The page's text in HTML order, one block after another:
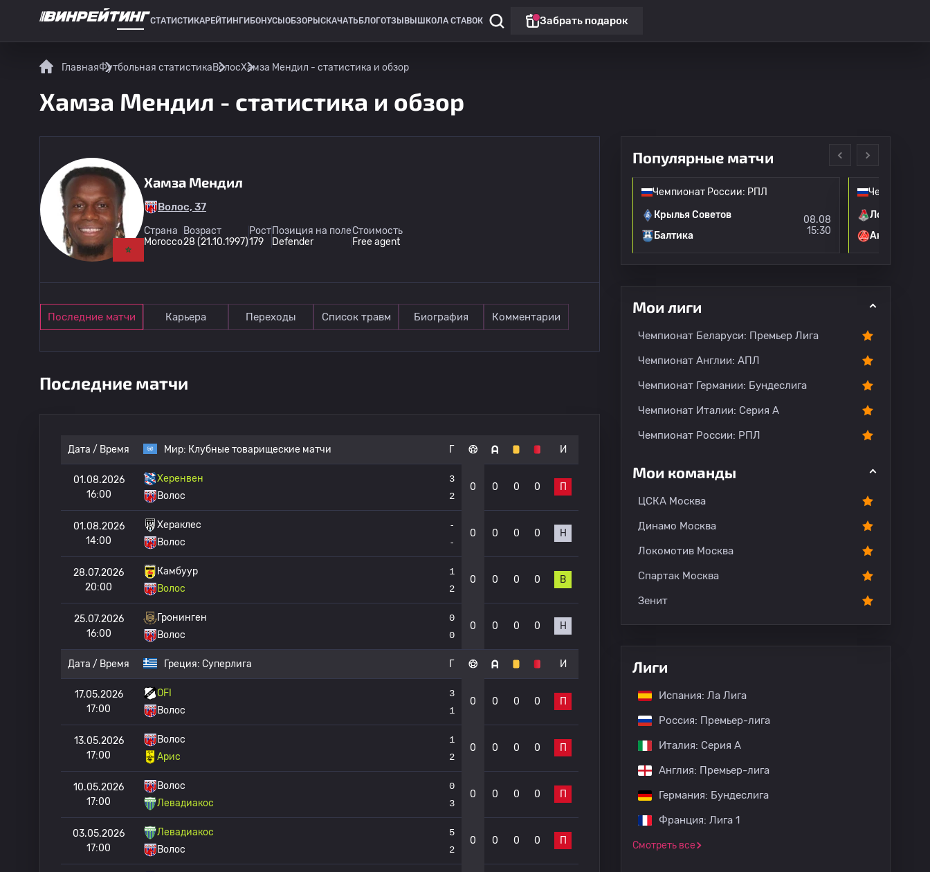
СТАТИСТИКАРЕЙТИНГИ БОНУСЫ ОБЗОРЫ СКАЧАТЬ БЛОГОТЗЫВЫ ШКОЛА СТАВОК Забрать подарок
ГлавнаяФутбольная статистикаВолосХамза Мендил - статистика и обзор
Хамза Мендил - статистика и обзор
Хамза Мендил
Волос, 37
Страна
Morocco
Возраст
28 (21.10.1997)
Рост
179
Позиция на поле
Defender
Стоимость
Free agent
Последние матчи Карьера Переходы Список травм Биография Комментарии
Последние матчи
Дата / Время Мир: Клубные товарищеские матчи Г И
01.08.2026
16:00
Херенвен
Волос
3
2
0 0 0 0 П
01.08.2026
14:00
Хераклес
Волос
-
-
0 0 0 0 Н
28.07.2026
20:00
Камбуур
Волос
1
2
0 0 0 0 В
25.07.2026
16:00
Гронинген
Волос
0
0
0 0 0 0 Н
Дата / Время Греция: Суперлига Г И
17.05.2026
17:00
OFI
Волос
3
1
0 0 0 0 П
13.05.2026
17:00
Волос
Арис
1
2
0 0 0 0 П
10.05.2026
17:00
Волос
Левадиакос
0
3
0 0 0 0 П
03.05.2026
17:00
Левадиакос
Волос
5
2
0 0 0 0 П
Популярные матчи
Чемпионат России: РПЛ
Крылья Советов
Балтика
08.08
15:30
Чемпионат
Локомотив
Акрон
Мои лиги
Чемпионат Беларуси: Премьер Лига
Чемпионат Англии: АПЛ
Чемпионат Германии: Бундеслига
Чемпионат Италии: Серия А
Чемпионат России: РПЛ
Мои команды
ЦСКА Москва
Динамо Москва
Локомотив Москва
Спартак Москва
Зенит
Лиги
Испания: Ла Лига
Россия: Премьер-лига
Италия: Серия А
Англия: Премьер-лига
Германия: Бундеслига
Франция: Лига 1
Смотреть все